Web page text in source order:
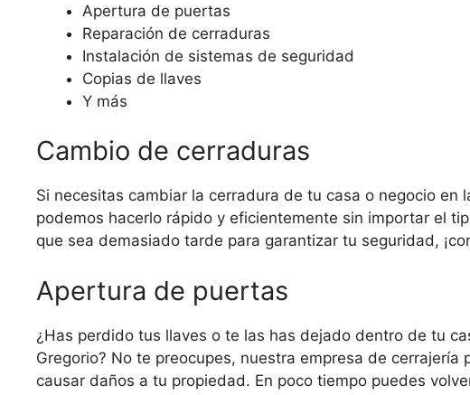
Apertura de puertas
Reparación de cerraduras
Instalación de sistemas de seguridad
Copias de llaves
Y más
Cambio de cerraduras
Si necesitas cambiar la cerradura de tu casa o negocio en
podemos hacerlo rápido y eficientemente sin importar el
que sea demasiado tarde para garantizar tu seguridad,
Apertura de puertas
¿Has perdido tus llaves o te las has dejado dentro de tu
Gregorio? No te preocupes, nuestra empresa de
causar daños a tu propiedad. En poco tiempo puedes